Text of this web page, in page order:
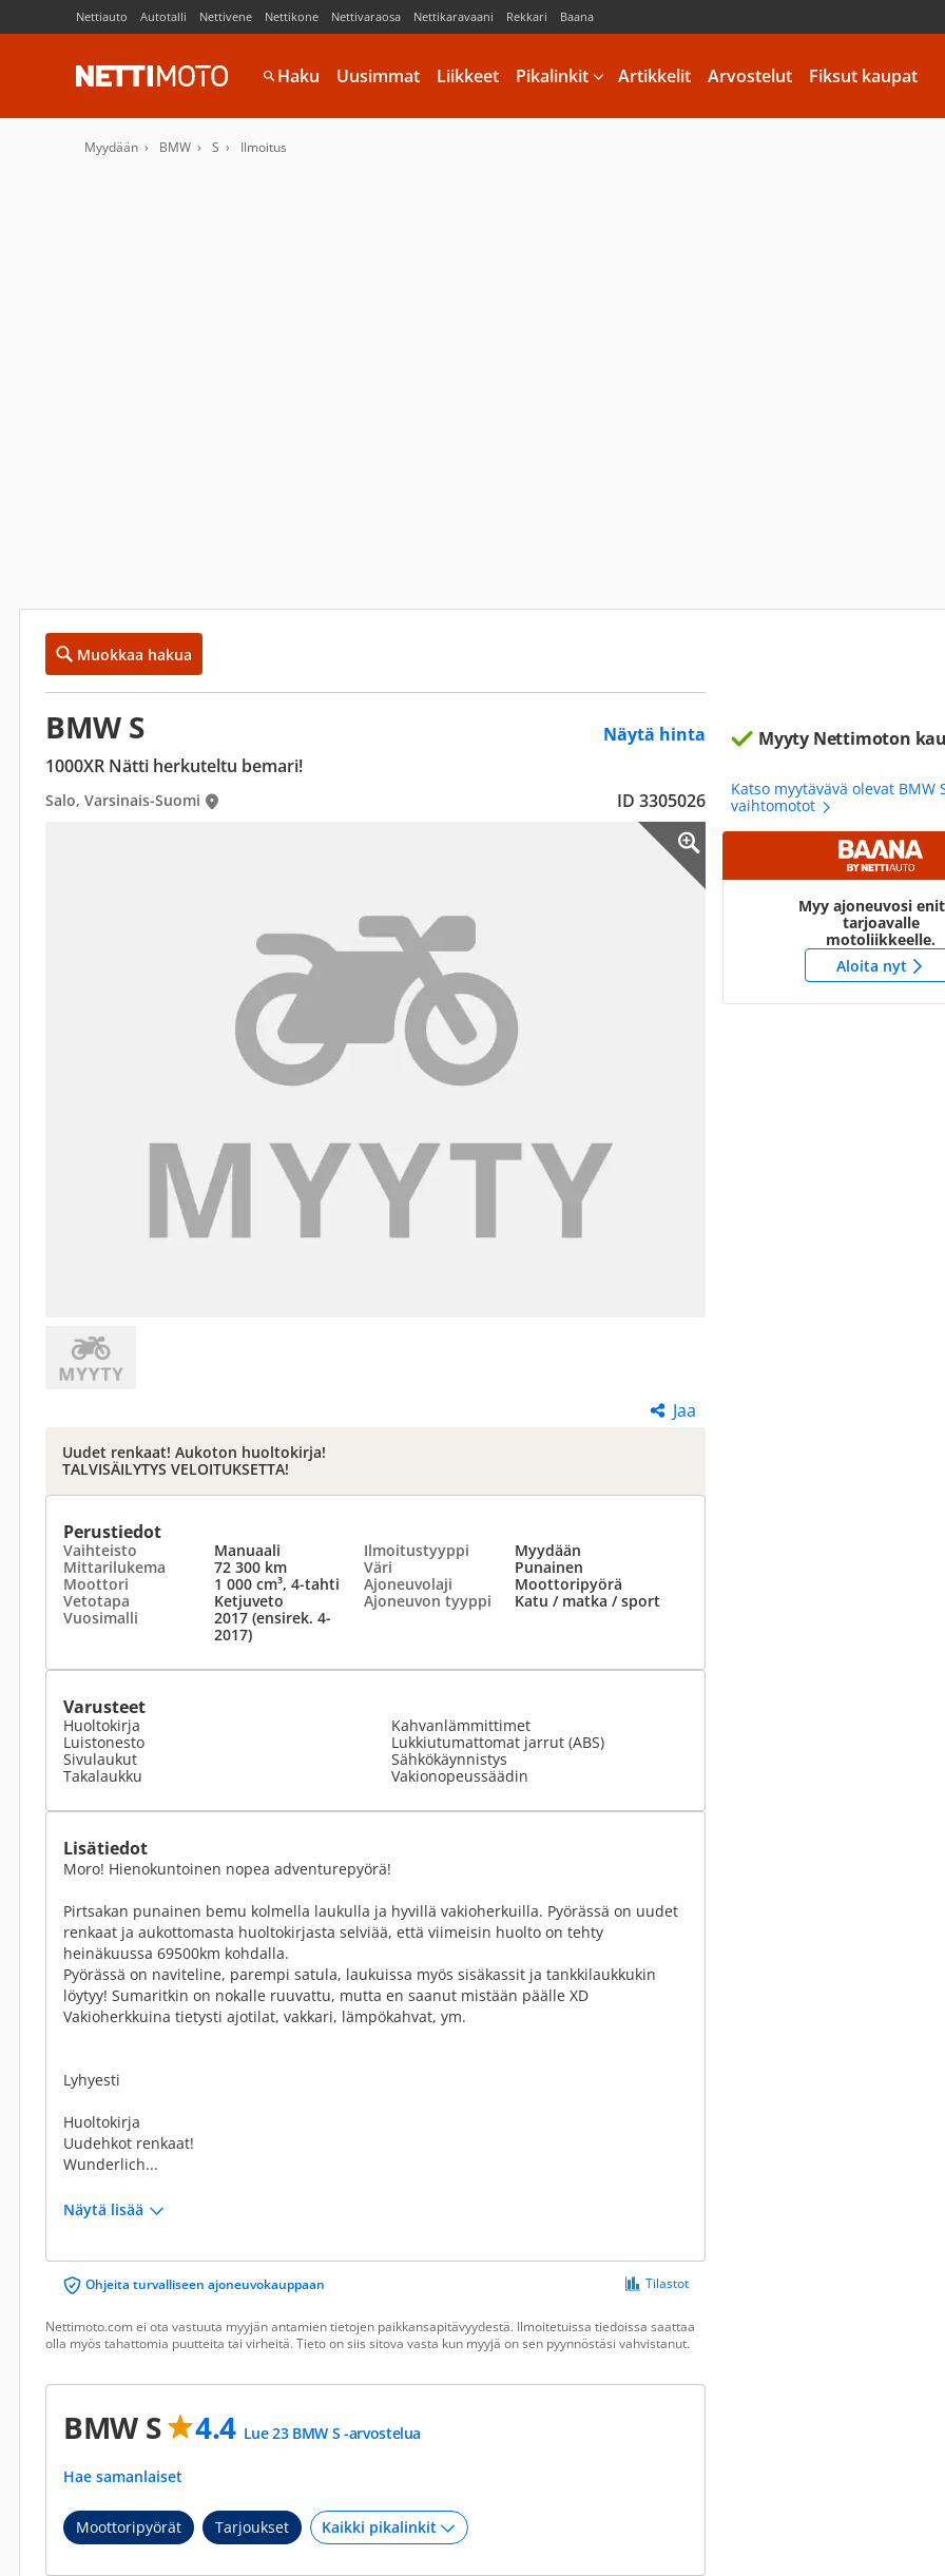
Nettiauto Autotalli Nettivene Nettikone Nettivaraosa Nettikaravaani Rekkari Baana
Haku Uusimmat Liikkeet Pikalinkit Artikkelit Arvostelut Fiksut kaupat
Myydään BMW S Ilmoitus
Muokkaa hakua
BMW S
Näytä hinta
1000XR Nätti herkuteltu bemari!
Salo, Varsinais-Suomi ID 3305026
Jaa
Uudet renkaat! Aukoton huoltokirja!
TALVISÄILYTYS VELOITUKSETTA!
Perustiedot
Vaihteisto Manuaali Ilmoitustyyppi
Myydään
Mittarilukema
72 300 km Väri
Punainen
Moottori
1 000 cm³, 4-tahti Ajoneuvolaji
Moottoripyörä
Vetotapa
Ketjuveto Ajoneuvon tyyppi
Katu / matka / sport
Vuosimalli
2017 (ensirek. 4-
2017)
Varusteet
Huoltokirja
Luistonesto
Sivulaukut
Takalaukku
Kahvanlämmittimet
Lukkiutumattomat jarrut (ABS)
Sähkökäynnistys
Vakionopeussäädin
Lisätiedot
Moro! Hienokuntoinen nopea adventurepyörä!
Pirtsakan punainen bemu kolmella laukulla ja hyvillä vakioherkuilla. Pyörässä on uudet
renkaat ja aukottomasta huoltokirjasta selviää, että viimeisin huolto on tehty
heinäkuussa 69500km kohdalla.
Pyörässä on naviteline, parempi satula, laukuissa myös sisäkassit ja tankkilaukkukin
löytyy! Sumaritkin on nokalle ruuvattu, mutta en saanut mistään päälle XD
Vakioherkkuina tietysti ajotilat, vakkari, lämpökahvat, ym.
Lyhyesti
Huoltokirja
Uudehkot renkaat!
Wunderlich...
Näytä lisää
Ohjeita turvalliseen ajoneuvokauppaan Tilastot
Nettimoto.com ei ota vastuuta myyjän antamien tietojen paikkansapitävyydestä. Ilmoitetuissa tiedoissa saattaa
olla myös tahattomia puutteita tai virheitä. Tieto on siis sitova vasta kun myyjä on sen pyynnöstäsi vahvistanut.
BMW S 4.4 Lue 23 BMW S -arvostelua
Hae samanlaiset
Moottoripyörät Tarjoukset
Myyty Nettimoton
Katso myytävävä olevat BMW
vaihtomotot
Myy ajoneuvosi
tarjoavalle
motoliikkeelle.
Aloita nyt